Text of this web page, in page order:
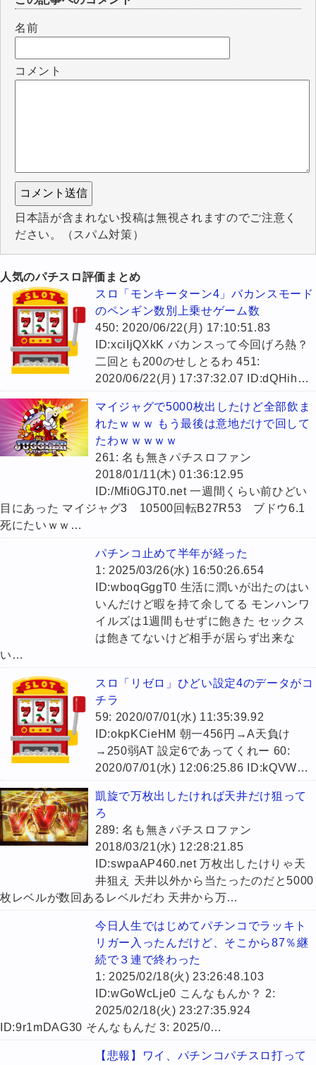
名前
コメント
日本語が含まれない投稿は無視されますのでご注意く
ださい。（スパム対策）
人気のパチスロ評価まとめ
スロ「モンキーターン4」バカンスモード
のペンギン数別上乗せゲーム数
450: 2020/06/22(月) 17:10:51.83
ID:xciIjQXkK バカンスって今回げろ熱？
二回とも200のせしとるわ 451:
2020/06/22(月) 17:37:32.07 ID:dQHih…
マイジャグで5000枚出したけど全部飲ま
れたｗｗｗ もう最後は意地だけで回して
たわｗｗｗｗｗ
261: 名も無きパチスロファン
2018/01/11(木) 01:36:12.95
ID:/Mfi0GJT0.net 一週間くらい前ひどい
目にあった マイジャグ3 10500回転B27R53 ブドウ6.1
死にたいｗｗ…
パチンコ止めて半年が経った
1: 2025/03/26(水) 16:50:26.654
ID:wboqGggT0 生活に潤いが出たのはい
いんだけど暇を持て余してる モンハンワ
イルズは1週間もせずに飽きた セックス
は飽きてないけど相手が居らず出来な
い…
スロ「リゼロ」ひどい設定4のデータがコ
チラ
59: 2020/07/01(水) 11:35:39.92
ID:okpKCieHM 朝一456円→A天負け
→250弱AT 設定6であってくれー 60:
2020/07/01(水) 12:06:25.86 ID:kQVW…
凱旋で万枚出したければ天井だけ狙って
ろ
289: 名も無きパチスロファン
2018/03/21(水) 12:28:21.85
ID:swpaAP460.net 万枚出したけりゃ天
井狙え 天井以外から当たったのだと5000
枚レベルが数回あるレベルだわ 天井から万…
今日人生ではじめてパチンコでラッキト
リガー入ったんだけど、そこから87％継
続で３連で終わった
1: 2025/02/18(火) 23:26:48.103
ID:wGoWcLje0 こんなもんか？ 2:
2025/02/18(火) 23:27:35.924
ID:9r1mDAG30 そんなもんだ 3: 2025/0…
【悲報】ワイ、パチンコパチスロ打って